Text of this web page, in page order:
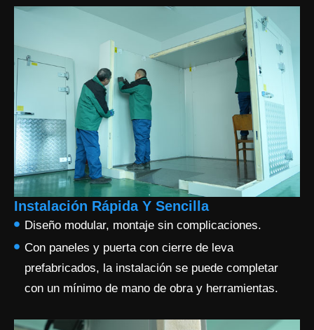
Instalación Rápida Y Sencilla
Diseño modular, montaje sin complicaciones.
Con paneles y puerta con cierre de leva
prefabricados, la instalación se puede completar
con un mínimo de mano de obra y herramientas.